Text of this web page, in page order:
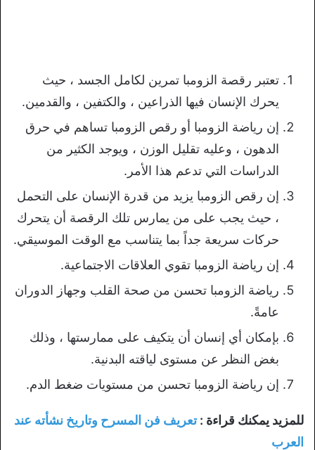
تعتبر رقصة الزومبا تمرين لكامل الجسد ، حيث
يحرك الإنسان فيها الذراعين ، والكتفين ، والقدمين.
إن رياضة الزومبا أو رقص الزومبا تساهم في حرق
الدهون ، وعليه تقليل الوزن ، ويوجد الكثير من
الدراسات التي تدعم هذا الأمر.
إن رقص الزومبا يزيد من قدرة الإنسان على التحمل
، حيث يجب على من يمارس تلك الرقصة أن يتحرك
حركات سريعة جداً بما يتناسب مع الوقت الموسيقي.
إن رياضة الزومبا تقوي العلاقات الاجتماعية.
رياضة الزومبا تحسن من صحة القلب وجهاز الدوران
عامةً.
بإمكان أي إنسان أن يتكيف على ممارستها ، وذلك
بغض النظر عن مستوى لياقته البدنية.
إن رياضة الزومبا تحسن من مستويات ضغط الدم.
للمزيد يمكنك قراءة :تعريف فن المسرح وتاريخ نشأته عند
العرب